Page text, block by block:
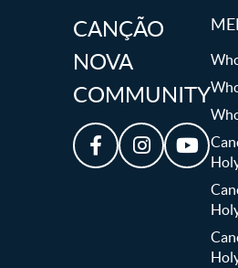
CANÇÃO
NOVA
COMMUNITY